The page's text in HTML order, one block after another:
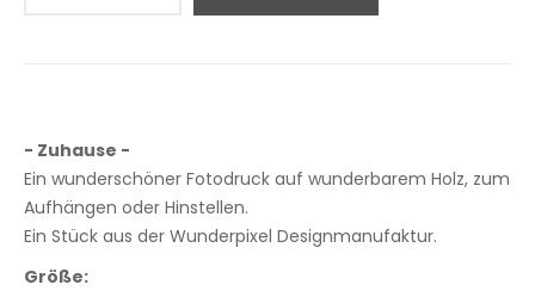
- Zuhause -
Ein wunderschöner Fotodruck auf wunderbarem Holz, zum
Aufhängen oder Hinstellen.
Ein Stück aus der Wunderpixel Designmanufaktur.
Größe: